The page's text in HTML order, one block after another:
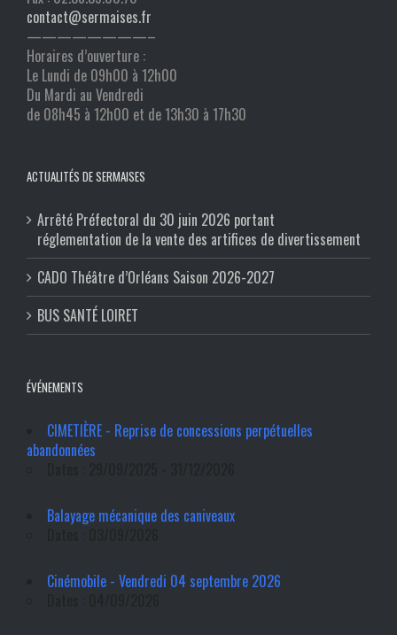
contact@sermaises.fr
————————–
Horaires d’ouverture :
Le Lundi de 09h00 à 12h00
Du Mardi au Vendredi
de 08h45 à 12h00 et de 13h30 à 17h30
ACTUALITÉS DE SERMAISES
Arrêté Préfectoral du 30 juin 2026 portant
réglementation de la vente des artifices de divertissement
CADO Théâtre d’Orléans Saison 2026-2027
BUS SANTÉ LOIRET
ÉVÉNEMENTS
CIMETIÈRE - Reprise de concessions perpétuelles
abandonnées
Balayage mécanique des caniveaux
Cinémobile - Vendredi 04 septembre 2026